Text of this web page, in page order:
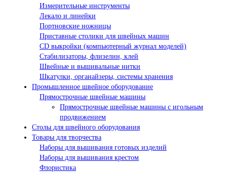
Измерительные инструменты
Лекало и линейки
Портновские ножницы
Приставные столики для швейных машин
СD выкройки (компьютерный журнал моделей)
Стабилизаторы, флизелин, клей
Швейные и вышивальные нитки
Шкатулки, органайзеры, системы хранения
Промышленное швейное оборудование
Прямострочные швейные машины
Прямострочные швейные машины с игольным
продвижением
Столы для швейного оборудования
Товары для творчества
Наборы для вышивания готовых изделий
Наборы для вышивания крестом
Флористика